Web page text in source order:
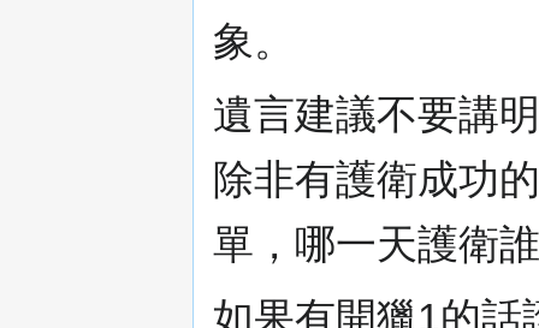
象。
遺言建議不要講
除非有護衛成功
單，哪一天護衛
如果有開獵1的話